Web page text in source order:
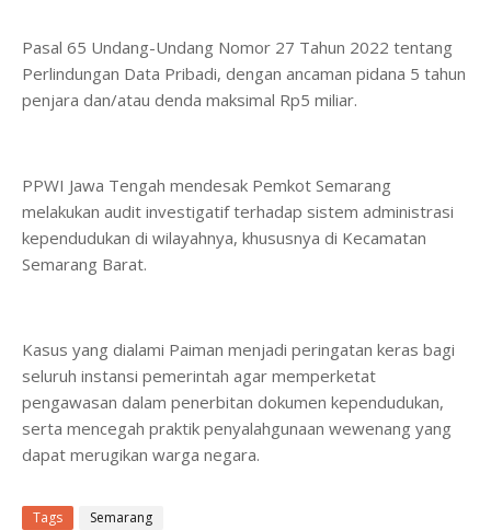
Pasal 65 Undang-Undang Nomor 27 Tahun 2022 tentang
Perlindungan Data Pribadi, dengan ancaman pidana 5 tahun
penjara dan/atau denda maksimal Rp5 miliar.
PPWI Jawa Tengah mendesak Pemkot Semarang
melakukan audit investigatif terhadap sistem administrasi
kependudukan di wilayahnya, khususnya di Kecamatan
Semarang Barat.
Kasus yang dialami Paiman menjadi peringatan keras bagi
seluruh instansi pemerintah agar memperketat
pengawasan dalam penerbitan dokumen kependudukan,
serta mencegah praktik penyalahgunaan wewenang yang
dapat merugikan warga negara.
Tags Semarang